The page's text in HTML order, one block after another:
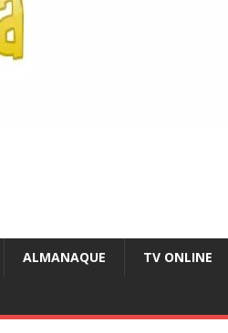
ALMANAQUE TV ONLINE